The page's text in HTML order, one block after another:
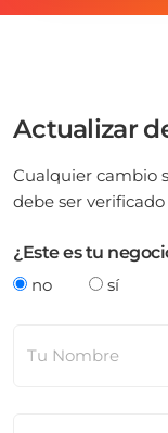
Actualizar
Cualquier cambio
debe ser
¿Este es tu
no
sí
Tu Nombre